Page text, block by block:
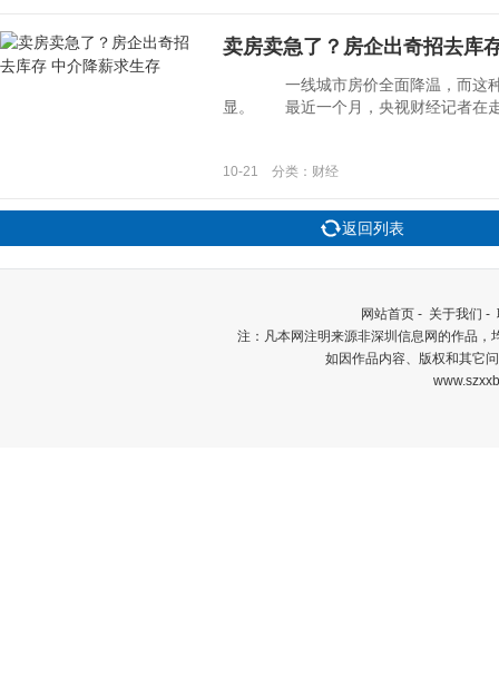
卖房卖急了？房企出奇招去库
一线城市房价全面降温，而这种
显。 最近一个月，央视财经记者在
10-21 分类：财经
返回列表
网站首页 - 关于我们 -
注：凡本网注明来源非深圳信息网的作品
如因作品内容、版权和其它